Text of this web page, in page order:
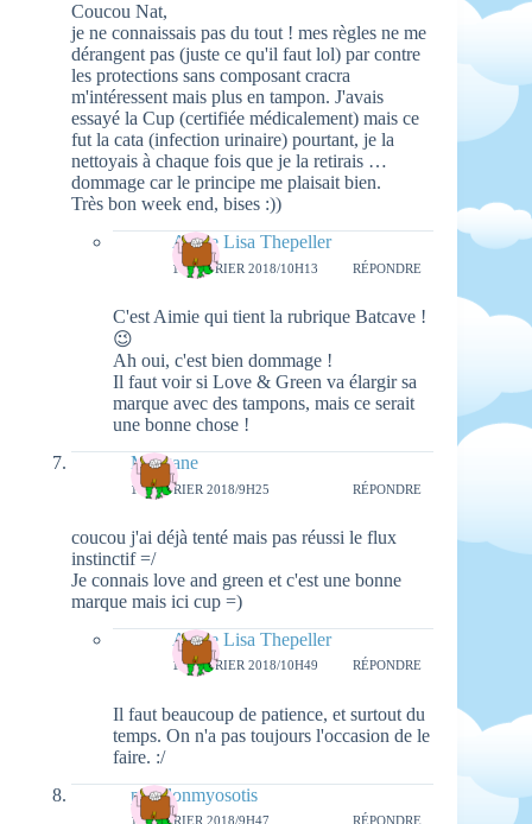
Coucou Nat,
je ne connaissais pas du tout ! mes règles ne me
dérangent pas (juste ce qu'il faut lol) par contre
les protections sans composant cracra
m'intéressent mais plus en tampon. J'avais
essayé la Cup (certifiée médicalement) mais ce
fut la cata (infection urinaire) pourtant, je la
nettoyais à chaque fois que je la retirais …
dommage car le principe me plaisait bien.
Très bon week end, bises :))
Aimie Lisa Thepeller
16 FÉVRIER 2018/10H13 RÉPONDRE
C'est Aimie qui tient la rubrique Batcave !
😉
Ah oui, c'est bien dommage !
Il faut voir si Love & Green va élargir sa
marque avec des tampons, mais ce serait
une bonne chose !
Morgane
16 FÉVRIER 2018/9H25 RÉPONDRE
coucou j'ai déjà tenté mais pas réussi le flux
instinctif =/
Je connais love and green et c'est une bonne
marque mais ici cup =)
Aimie Lisa Thepeller
16 FÉVRIER 2018/10H49 RÉPONDRE
Il faut beaucoup de patience, et surtout du
temps. On n'a pas toujours l'occasion de le
faire. :/
papillonmyosotis
16 FÉVRIER 2018/9H47 RÉPONDRE